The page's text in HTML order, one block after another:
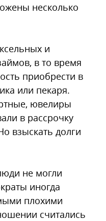
несколько
и
в то время
приобрести в
или пекаря.
ювелиры
в рассрочку
взыскать долги
не могли
иногда
плохими
считались